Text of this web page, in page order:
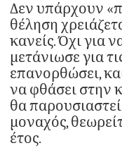
Δεν υπάρχουν
θέληση
κανείς. Όχι για
μετάνιωσε για
επανορθώσει,
να φθάσει στην
θα
μοναχός,
έτος.